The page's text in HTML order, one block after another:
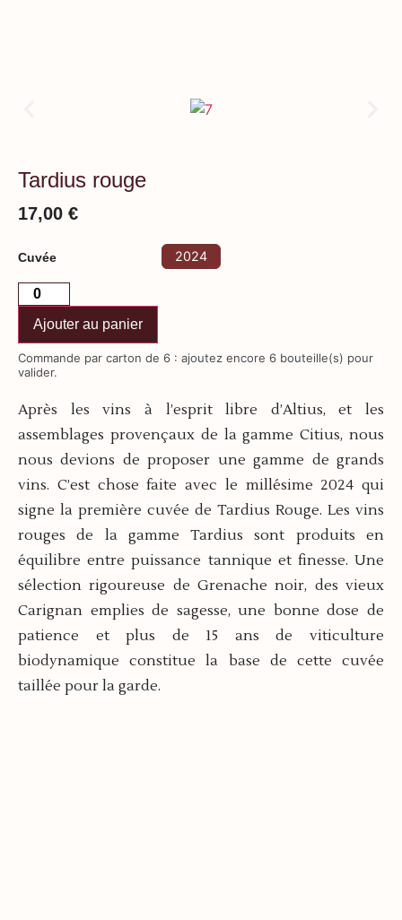
Tardius rouge
17,00 €
Cuvée 2024
Ajouter au panier
Commande par carton de 6 : ajoutez encore 6 bouteille(s) pour
valider.
Après les vins à l’esprit libre d’Altius, et les
assemblages provençaux de la gamme Citius, nous
nous devions de proposer une gamme de grands
vins. C’est chose faite avec le millésime 2024 qui
signe la première cuvée de Tardius Rouge. Les vins
rouges de la gamme Tardius sont produits en
équilibre entre puissance tannique et finesse. Une
sélection rigoureuse de Grenache noir, des vieux
Carignan emplies de sagesse, une bonne dose de
patience et plus de 15 ans de viticulture
biodynamique constitue la base de cette cuvée
taillée pour la garde.